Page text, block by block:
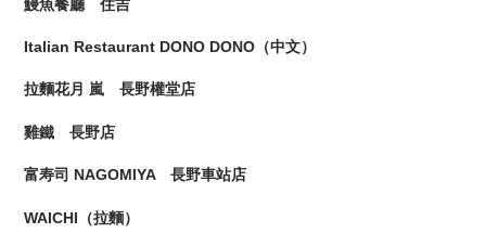
鰻魚餐廳 住吉
Italian Restaurant DONO DONO（中文）
拉麵花月 嵐 長野權堂店
雞鐵 長野店
富寿司 NAGOMIYA 長野車站店
WAICHI（拉麵）